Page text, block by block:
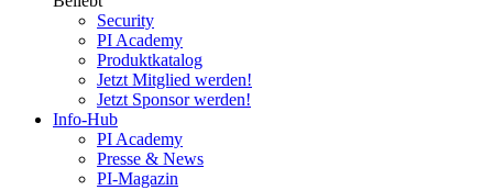
Security
PI Academy
Produktkatalog
Jetzt Mitglied werden!
Jetzt Sponsor werden!
Info-Hub
PI Academy
Presse & News
PI-Magazin